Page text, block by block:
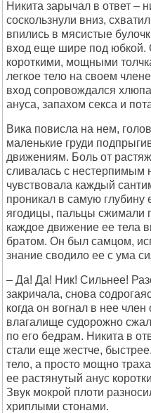
Никита зарычал в ответ –
соскользнули вниз,
впились в мясистые
вход еще шире под юбкой.
короткими, мощными
легкое тело на своем
вход сопровождался
ануса, запахом секса и
Вика повисла на нем,
маленькие груди
движениям. Боль от
сливалась с нестерпимым
чувствовала каждый
проникал в самую глубину
ягодицы, пальцы сжимали
каждое движение ее тела
братом. Он был самцом,
знание сводило ее с ума
– Да! Да! Ник! Сильнее!
закричала, снова
когда он вогнал в нее
влагалище судорожно
по его бедрам. Никита в
стали еще жестче,
тело, а просто мощно
ее растянутый анус
Звук мокрой плоти
хриплыми стонами.